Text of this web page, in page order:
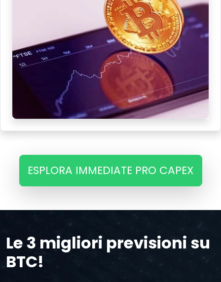
ESPLORA IMMEDIATE PRO CAPEX
Le 3 migliori previsioni su
BTC!